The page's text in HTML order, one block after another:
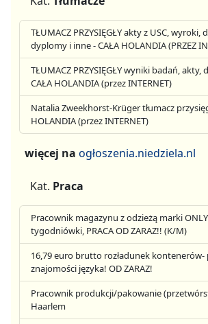
TŁUMACZ PRZYSIĘGŁY akty z USC, wyroki,
dyplomy i inne - CAŁA HOLANDIA (PRZEZ
TŁUMACZ PRZYSIĘGŁY wyniki badań,
CAŁA HOLANDIA (przez INTERNET)
Natalia Zweekhorst-Krüger tłumacz
HOLANDIA (przez INTERNET)
więcej na ogłoszenia.niedziela.nl
Kat. Praca
Pracownik magazynu z odzieżą marki
tygodniówki, PRACA OD ZARAZ!! (K/M)
16,79 euro brutto rozładunek kontenerów-
znajomości języka! OD ZARAZ!
Pracownik produkcji/pakowanie
Haarlem